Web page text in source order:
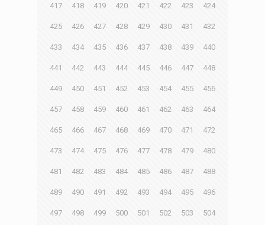
417 418 419 420 421 422 423 424
425 426 427 428 429 430 431 432
433 434 435 436 437 438 439 440
441 442 443 444 445 446 447 448
449 450 451 452 453 454 455 456
457 458 459 460 461 462 463 464
465 466 467 468 469 470 471 472
473 474 475 476 477 478 479 480
481 482 483 484 485 486 487 488
489 490 491 492 493 494 495 496
497 498 499 500 501 502 503 504